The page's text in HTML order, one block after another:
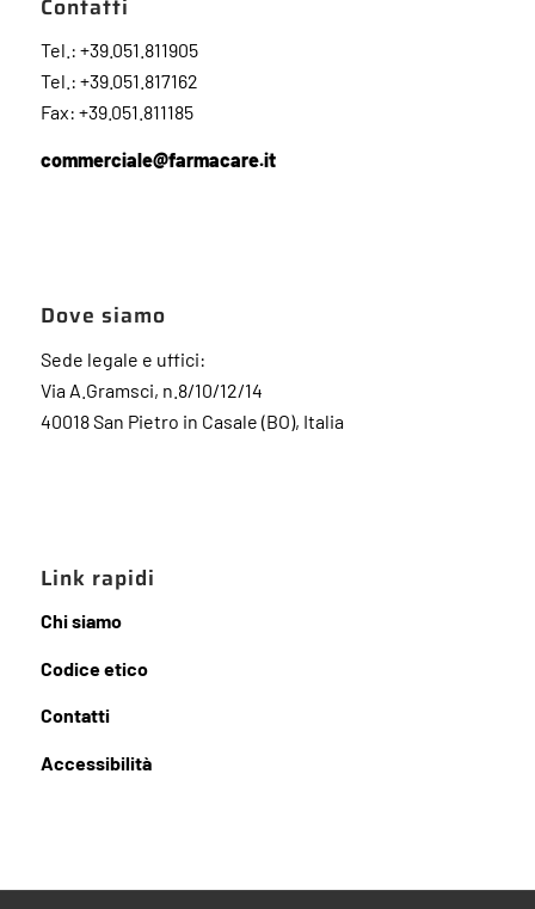
Contatti
Tel.: +39.051.811905
Tel.: +39.051.817162
Fax: +39.051.811185
commerciale@farmacare.it
Dove siamo
Sede legale e uffici:
Via A.Gramsci, n.8/10/12/14
40018 San Pietro in Casale (BO), Italia
Link rapidi
Chi siamo
Codice etico
Contatti
Accessibilità